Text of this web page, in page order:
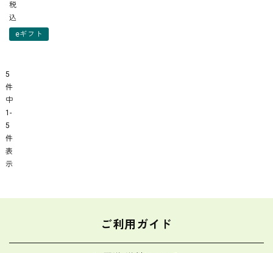
&
M
セ
イ
カ
品
X
ッ
ト
5
0
イ
カ
食
税
込
eギフト
5
件
中
1-
5
件
表
示
ご利用ガイド